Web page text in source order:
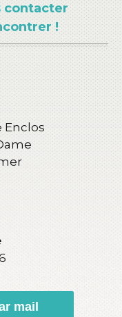
contacter
!
Enclos
mail